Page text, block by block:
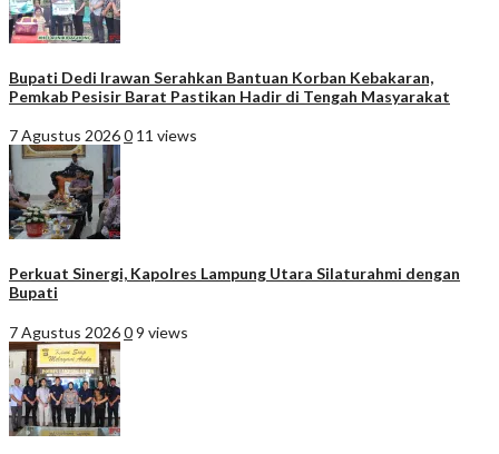
Bupati Dedi Irawan Serahkan Bantuan Korban Kebakaran,
Pemkab Pesisir Barat Pastikan Hadir di Tengah Masyarakat
7 Agustus 20260 11 views
Perkuat Sinergi, Kapolres Lampung Utara Silaturahmi dengan
Bupati
7 Agustus 202609 views